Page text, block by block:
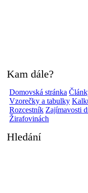
Kam dále?
Domovská stránka
Vzorečky a tabulky
Rozcestník Zajímavosti
Žirafovinách
Hledání